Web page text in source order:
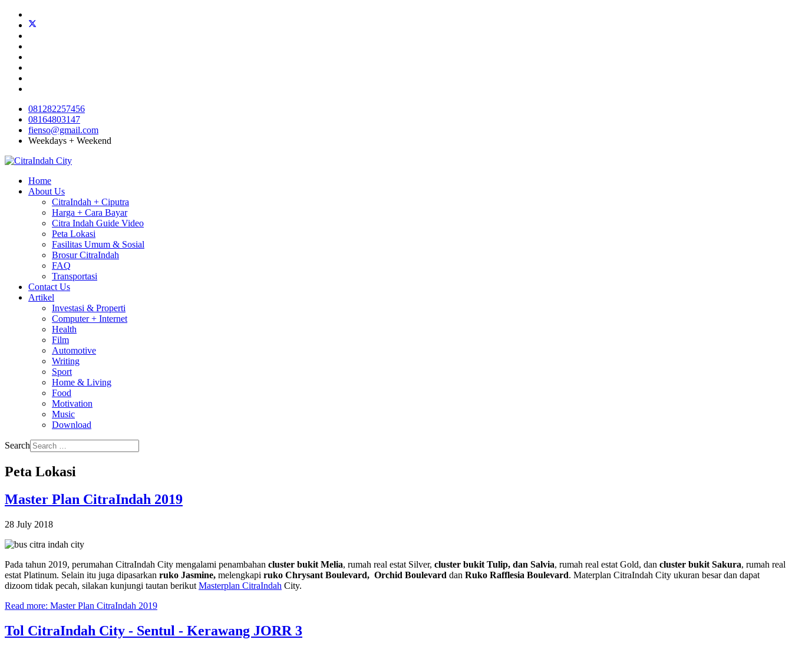
081282257456
08164803147
fienso@gmail.com
Weekdays + Weekend
Home
About Us
CitraIndah + Ciputra
Harga + Cara Bayar
Citra Indah Guide Video
Peta Lokasi
Fasilitas Umum & Sosial
Brosur CitraIndah
FAQ
Transportasi
Contact Us
Artikel
Investasi & Properti
Computer + Internet
Health
Film
Automotive
Writing
Sport
Home & Living
Food
Motivation
Music
Download
Search
Peta Lokasi
Master Plan CitraIndah 2019
28 July 2018
Pada tahun 2019, perumahan CitraIndah City mengalami penambahan cluster bukit Melia, rumah real estat Silver, cluster bukit Tulip, dan Salvia, rumah real estat Gold, dan cluster bukit Sakura, rumah real
estat Platinum. Selain itu juga dipasarkan ruko Jasmine, melengkapi ruko Chrysant Boulevard, Orchid Boulevard dan Ruko Rafflesia Boulevard. Materplan CitraIndah City ukuran besar dan dapat
dizoom tidak pecah, silakan kunjungi tautan berikut Masterplan CitraIndah City.
Read more: Master Plan CitraIndah 2019
Tol CitraIndah City - Sentul - Kerawang JORR 3